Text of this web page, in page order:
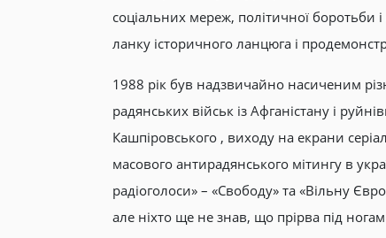
соціальних мереж, політичної боротьби
ланку історичного ланцюга і
1988 рік був надзвичайно насиченим
радянських військ із Афганістану і
Кашпіровського , виходу на екрани
масового антирадянського мітингу в
радіоголоси» – «Свободу» та «Вільну
але ніхто ще не знав, що прірва під